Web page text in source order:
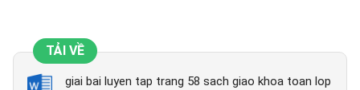
TẢI VỀ
giai bai luyen tap trang 58 sach giao khoa toan lop